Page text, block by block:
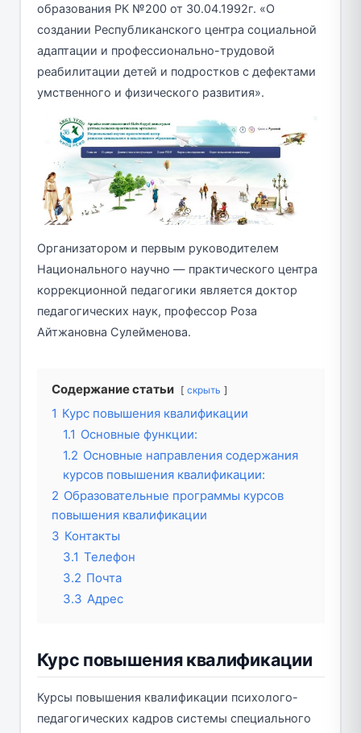
образования РК №200 от 30.04.1992г. «О
создании Республиканского центра социальной
адаптации и профессионально-трудовой
реабилитации детей и подростков с дефектами
умственного и физического развития».
Организатором и первым руководителем
Национального научно — практического центра
коррекционной педагогики является доктор
педагогических наук, профессор Роза
Айтжановна Сулейменова.
Содержание статьи скрыть
1 Курс повышения квалификации
1.1 Основные функции:
1.2 Основные направления содержания
курсов повышения квалификации:
2 Образовательные программы курсов
повышения квалификации
3 Контакты
3.1 Телефон
3.2 Почта
3.3 Адрес
Курс повышения квалификации
Курсы повышения квалификации психолого-
педагогических кадров системы специального